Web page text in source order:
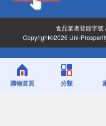
食品業者登錄字
Copyright©2026 Uni-
購物首頁 分類